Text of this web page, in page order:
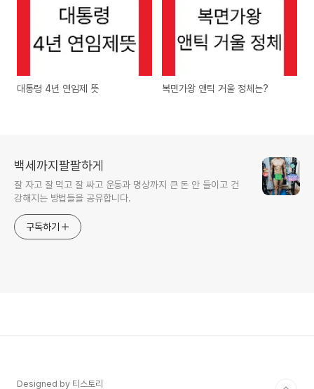
대통령 4년 연임제 뜻 복면가왕 앤틱 거울 정체는?
백세까지팔팔하게
잘 자고 잘 먹고 잘 싸고 운동과 명상까지 큰 돈 안 들이고 건
강해지는 방법들을 공유합니다.
구독하기
Designed by 티스토리